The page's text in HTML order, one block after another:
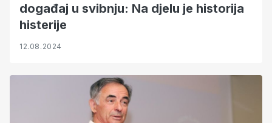
događaj u svibnju: Na djelu je historija
histerije
12.08.2024